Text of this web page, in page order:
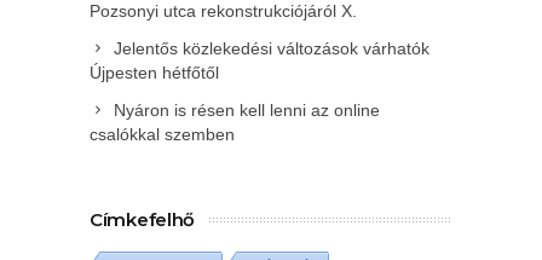
Pozsonyi utca rekonstrukciójáról X.
Jelentős közlekedési változások várhatók
Újpesten hétfőtől
Nyáron is résen kell lenni az online
csalókkal szemben
Címkefelhő